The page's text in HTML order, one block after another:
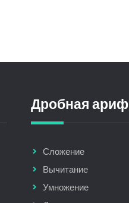
Дробная
Сложение
Вычитание
Умножение